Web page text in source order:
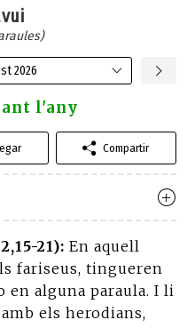
2026
l'any
Compartir
21): En aquell
fariseus, tingueren
en alguna paraula. I li
els herodians,